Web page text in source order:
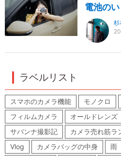
電池の
杉
ラベルリスト
スマホのカメラ機能 モノクロ
フィルムカメラ
オールドレンズ
サバンナ撮影記
カメラ売れ筋ラ
Vlog
カメラバッグの中身 雨